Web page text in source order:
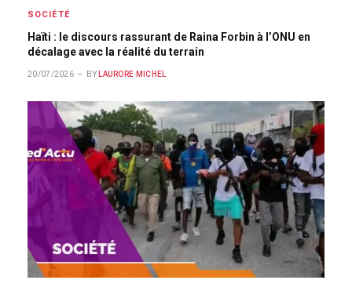
SOCIÉTÉ
Haïti : le discours rassurant de Raina Forbin à l’ONU en
décalage avec la réalité du terrain
20/07/2026 BY LAURORE MICHEL